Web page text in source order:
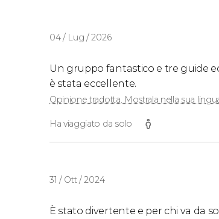
04 / Lug / 2026
Un gruppo fantastico e tre guide
è stata eccellente.
Opinione tradotta. Mostrala nella sua
Ha viaggiato da solo
31 / Ott / 2024
È stato divertente e per chi va da